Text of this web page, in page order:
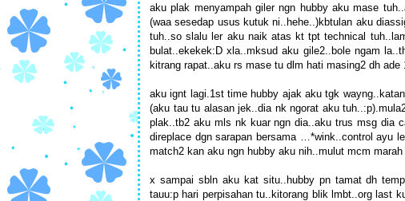
aku plak menyampah giler ngn hubby aku mase
(waa sesedap usus kutuk ni..hehe..)kbtulan aku
tuh..so slalu ler aku naik atas kt tpt technical
bulat..ekekek:D xla..mksud aku gile2..bole ngam
kitrang rapat..aku rs mase tu dlm hati masing2 dh
aku ignt lagi.1st time hubby ajak aku tgk
(aku tau tu alasan jek..dia nk ngorat aku
plak..tb2 aku mls nk kuar ngn dia..aku trus msg dia
direplace dgn sarapan bersama …*wink..control ayu
match2 kan aku ngn hubby aku nih..mulut mcm
x sampai sbln aku kat situ..hubby pn tamat dh
tauu:p hari perpisahan tu..kitorang blik lmbt..org last